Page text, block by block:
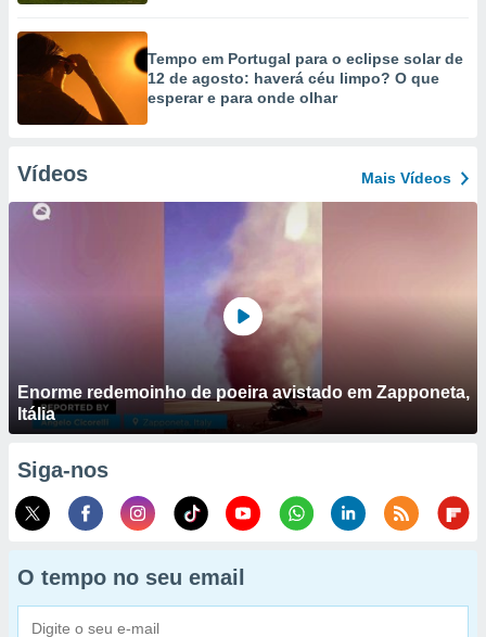
Tempo em Portugal para o eclipse solar de
12 de agosto: haverá céu limpo? O que
esperar e para onde olhar
Vídeos Mais Vídeos
Enorme redemoinho de poeira avistado em Zapponeta,
Itália
Siga-nos
O tempo no seu email